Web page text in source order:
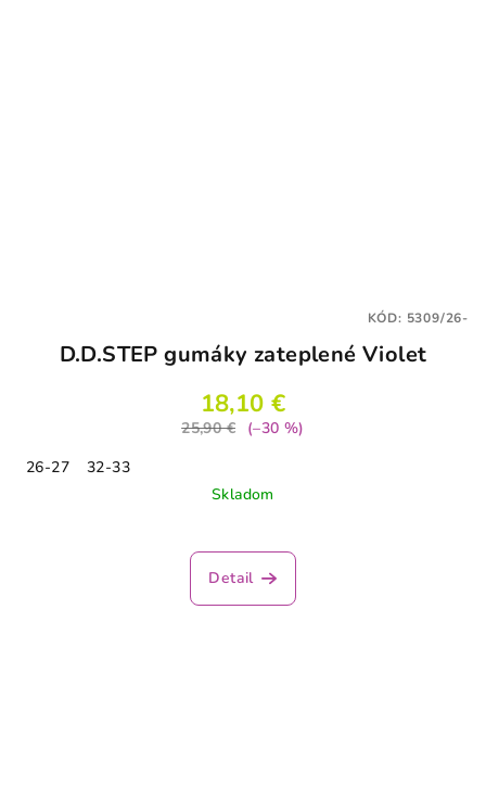
D.D.STEP gumáky zateplené Violet
18,10 €
25,90 €
(–30 %)
26-27
32-33
Skladom
Detail
KÓD: 5309/26-